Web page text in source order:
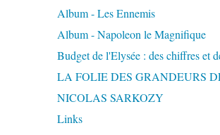
Album - Les Ennemis
Album - Napoleon le Magnifique
Budget de l'Elysée : des chiffres et
LA FOLIE DES GRANDEURS
NICOLAS SARKOZY
Links